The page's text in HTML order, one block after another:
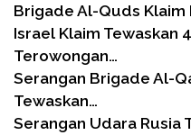
Brigade Al-Quds Klaim
Israel Klaim Tewaskan
Terowongan…
Serangan Brigade Al-
Tewaskan…
Serangan Udara Rusia